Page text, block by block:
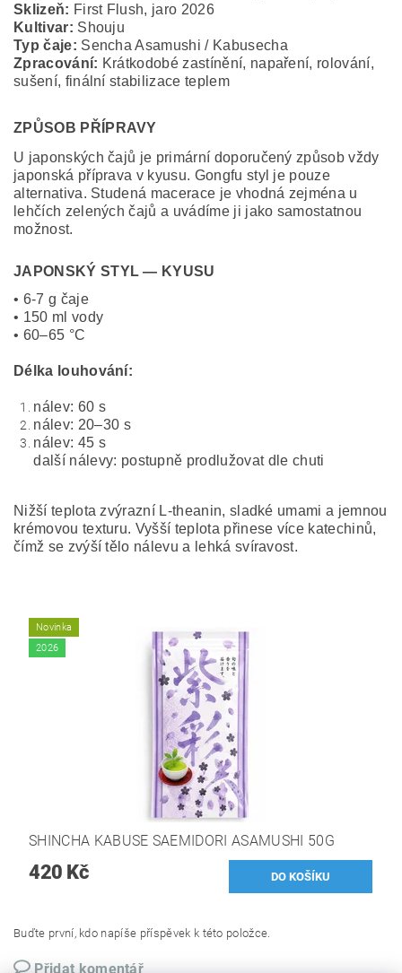
Sklizeň: First Flush, jaro 2026
Kultivar: Shouju
Typ čaje: Sencha Asamushi / Kabusecha
Zpracování: Krátkodobé zastínění, napaření, rolování,
sušení, finální stabilizace teplem
ZPŮSOB PŘÍPRAVY
U japonských čajů je primární doporučený způsob vždy
japonská příprava v kyusu. Gongfu styl je pouze
alternativa. Studená macerace je vhodná zejména u
lehčích zelených čajů a uvádíme ji jako samostatnou
možnost.
JAPONSKÝ STYL — KYUSU
• 6-7 g čaje
• 150 ml vody
• 60–65 °C
Délka louhování:
nálev: 60 s
nálev: 20–30 s
nálev: 45 s
další nálevy: postupně prodlužovat dle chuti
Nižší teplota zvýrazní L-theanin, sladké umami a jemnou
krémovou texturu. Vyšší teplota přinese více katechinů,
čímž se zvýší tělo nálevu a lehká svíravost.
Novinka
2026
SHINCHA KABUSE SAEMIDORI ASAMUSHI 50G
420 Kč
Buďte první, kdo napíše příspěvek k této položce.
Přidat komentář